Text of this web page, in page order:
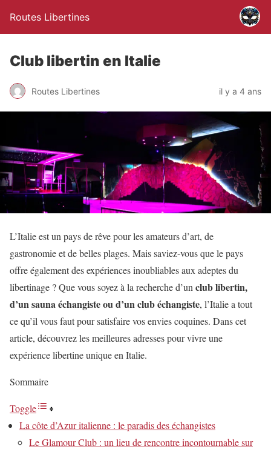
Routes Libertines
Club libertin en Italie
Routes Libertines il y a 4 ans
L’Italie est un pays de rêve pour les amateurs d’art, de
gastronomie et de belles plages. Mais saviez-vous que le pays
offre également des expériences inoubliables aux adeptes du
libertinage ? Que vous soyez à la recherche d’un club libertin,
d’un sauna échangiste ou d’un club échangiste, l’Italie a tout
ce qu’il vous faut pour satisfaire vos envies coquines. Dans cet
article, découvrez les meilleures adresses pour vivre une
expérience libertine unique en Italie.
Sommaire
Toggle
La côte d’Azur italienne : le paradis des échangistes
Le Glamour Club : un lieu de rencontre incontournable sur